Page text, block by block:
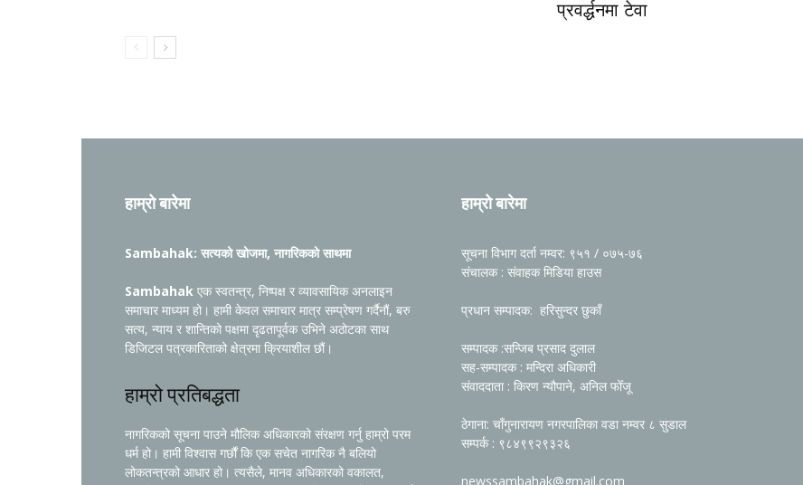
प्रवर्द्धनमा टेवा
हाम्रो बारेमा
Sambahak: सत्यको खोजमा, नागरिकको साथमा
Sambahak एक स्वतन्त्र, निष्पक्ष र व्यावसायिक अनलाइन
समाचार माध्यम हो। हामी केवल समाचार मात्र सम्प्रेषण गर्दैनौं, बरु
सत्य, न्याय र शान्तिको पक्षमा दृढतापूर्वक उभिने अठोटका साथ
डिजिटल पत्रकारिताको क्षेत्रमा क्रियाशील छौं।
हाम्रो प्रतिबद्धता
नागरिकको सूचना पाउने मौलिक अधिकारको संरक्षण गर्नु हाम्रो परम
धर्म हो। हामी विश्वास गर्छौं कि एक सचेत नागरिक नै बलियो
लोकतन्त्रको आधार हो। त्यसैले, मानव अधिकारको वकालत,
हाम्रो बारेमा
सूचना विभाग दर्ता नम्वर: ९५१ / ०७५-७६
संचालक : संवाहक मिडिया हाउस
प्रधान सम्पादक: हरिसुन्दर छुकाँ
सम्पादक :सन्जिब प्रसाद दुलाल
सह-सम्पादक : मन्दिरा अधिकारी
संवाददाता : किरण न्यौपाने, अनिल फोँजू
ठेगाना: चाँगुनारायण नगरपालिका वडा नम्वर ८ सुडाल
सम्पर्क : ९८४९९२९३२६
newssambahak@gmail.com